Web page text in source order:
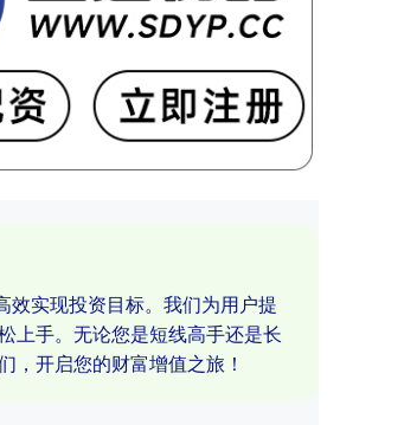
效实现投资目标。我们为用户提
上手。无论您是短线高手还是长
，开启您的财富增值之旅！